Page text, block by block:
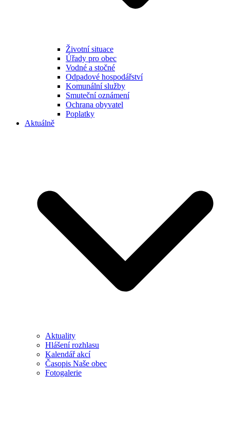
Životní situace
Úřady pro obec
Vodné a stočné
Odpadové hospodářství
Komunální služby
Smuteční oznámení
Ochrana obyvatel
Poplatky
Aktuálně
Aktuality
Hlášení rozhlasu
Kalendář akcí
Časopis Naše obec
Fotogalerie